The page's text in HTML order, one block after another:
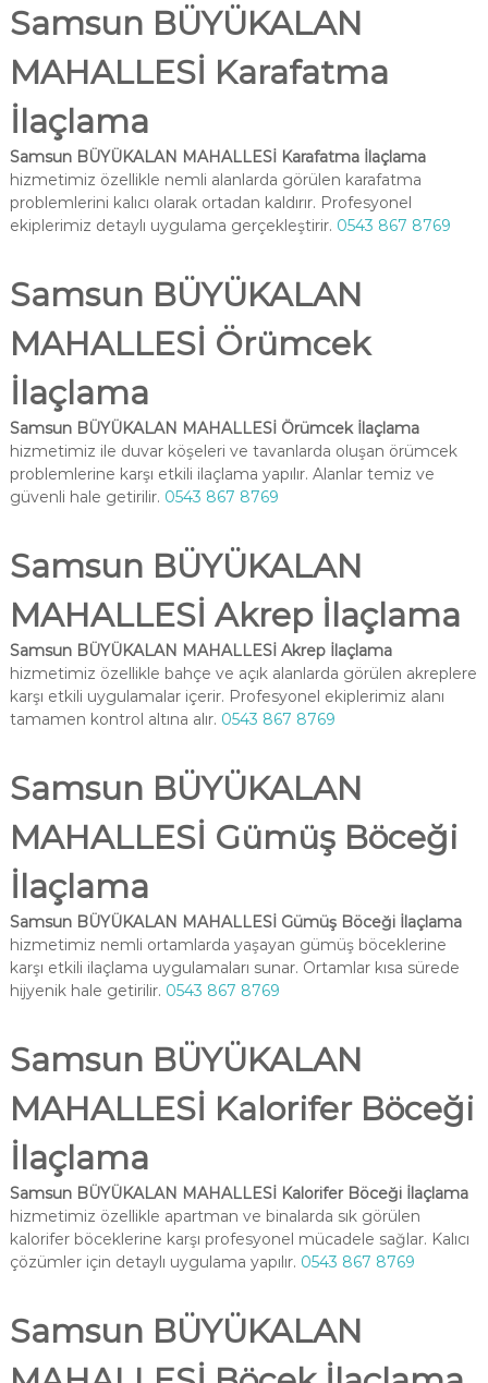
Samsun BÜYÜKALAN
MAHALLESİ Karafatma
İlaçlama
Samsun BÜYÜKALAN MAHALLESİ Karafatma İlaçlama
hizmetimiz özellikle nemli alanlarda görülen karafatma
problemlerini kalıcı olarak ortadan kaldırır. Profesyonel
ekiplerimiz detaylı uygulama gerçekleştirir. 0543 867 8769
Samsun BÜYÜKALAN
MAHALLESİ Örümcek
İlaçlama
Samsun BÜYÜKALAN MAHALLESİ Örümcek İlaçlama
hizmetimiz ile duvar köşeleri ve tavanlarda oluşan örümcek
problemlerine karşı etkili ilaçlama yapılır. Alanlar temiz ve
güvenli hale getirilir. 0543 867 8769
Samsun BÜYÜKALAN
MAHALLESİ Akrep İlaçlama
Samsun BÜYÜKALAN MAHALLESİ Akrep İlaçlama
hizmetimiz özellikle bahçe ve açık alanlarda görülen akreplere
karşı etkili uygulamalar içerir. Profesyonel ekiplerimiz alanı
tamamen kontrol altına alır. 0543 867 8769
Samsun BÜYÜKALAN
MAHALLESİ Gümüş Böceği
İlaçlama
Samsun BÜYÜKALAN MAHALLESİ Gümüş Böceği İlaçlama
hizmetimiz nemli ortamlarda yaşayan gümüş böceklerine
karşı etkili ilaçlama uygulamaları sunar. Ortamlar kısa sürede
hijyenik hale getirilir. 0543 867 8769
Samsun BÜYÜKALAN
MAHALLESİ Kalorifer Böceği
İlaçlama
Samsun BÜYÜKALAN MAHALLESİ Kalorifer Böceği İlaçlama
hizmetimiz özellikle apartman ve binalarda sık görülen
kalorifer böceklerine karşı profesyonel mücadele sağlar. Kalıcı
çözümler için detaylı uygulama yapılır. 0543 867 8769
Samsun BÜYÜKALAN